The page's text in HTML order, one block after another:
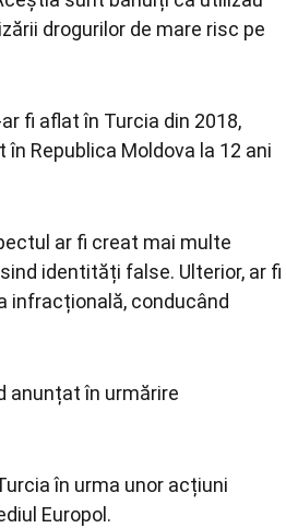
drogurilor de mare risc pe
fi aflat în Turcia din 2018,
Republica Moldova la 12 ani
ar fi creat mai multe
identități false. Ulterior, ar fi
infracțională, conducând
anunțat în urmărire
în urma unor acțiuni
Europol.